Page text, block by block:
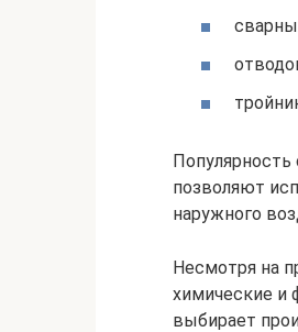
позволяют
наружного
Несмотря на
химические и
выбирает